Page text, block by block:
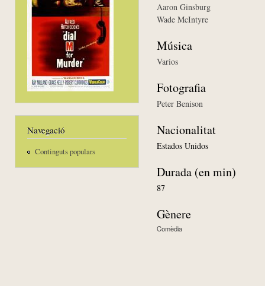
Navegació
Continguts populars
Aaron Ginsburg
Wade McIntyre
Música
Varios
Fotografia
Peter Benison
Nacionalitat
Estados Unidos
Durada (en min)
87
Gènere
Comèdia